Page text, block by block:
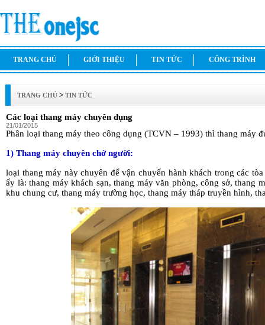
TRANG CHỦ GIỚI THIỆU TIN TỨC CÔNG TRÌNH
TRANG CHỦ > TIN TỨC
Các loại thang máy chuyên dụng
21/01/2015
Phân loại thang máy theo công dụng (TCVN – 1993) thì thang máy
1) Thang máy chuyên chở người:
loại thang máy này chuyên để vận chuyển hành khách trong các
ấy là: thang máy khách sạn, thang máy văn phòng, công sở, thang
khu chung cư, thang máy trường học, thang máy tháp truyền hình,